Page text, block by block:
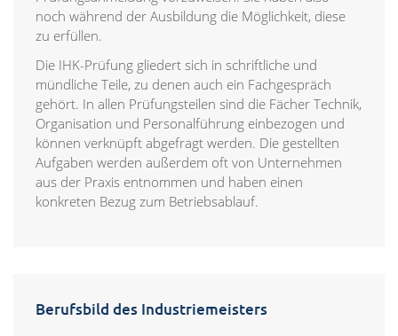
noch während der Ausbildung die Möglichkeit, diese
zu erfüllen.
Die IHK-Prüfung gliedert sich in schriftliche und
mündliche Teile, zu denen auch ein Fachgespräch
gehört. In allen Prüfungsteilen sind die Fächer Technik,
Organisation und Personalführung einbezogen und
können verknüpft abgefragt werden. Die gestellten
Aufgaben werden außerdem oft von Unternehmen
aus der Praxis entnommen und haben einen
konkreten Bezug zum Betriebsablauf.
Berufsbild des Industriemeisters